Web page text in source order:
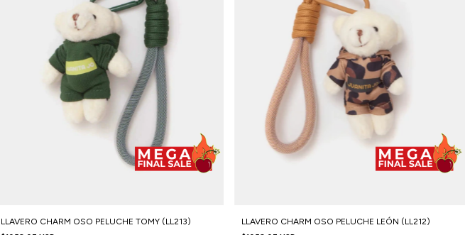
LLAVERO CHARM OSO PELUCHE TOMY (LL213) LLAVERO CHARM OSO PELUCHE LEÓN (LL212)